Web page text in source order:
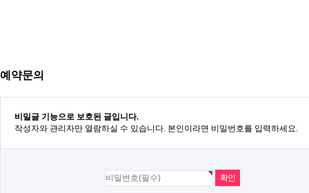
예약문의
비밀글 기능으로 보호된 글입니다.
작성자와 관리자만 열람하실 수 있습니다. 본인이라면 비밀번호를 입력하세요.